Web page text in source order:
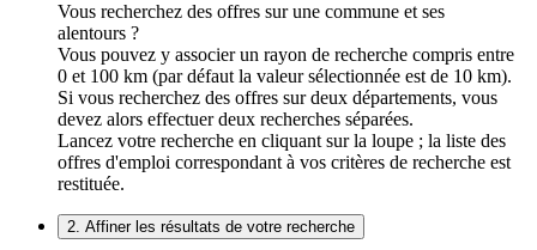
Vous recherchez des offres sur une commune et ses
alentours ?
Vous pouvez y associer un rayon de recherche compris entre
0 et 100 km (par défaut la valeur sélectionnée est de 10 km).
Si vous recherchez des offres sur deux départements, vous
devez alors effectuer deux recherches séparées.
Lancez votre recherche en cliquant sur la loupe ; la liste des
offres d'emploi correspondant à vos critères de recherche est
restituée.
2. Affiner les résultats de votre recherche